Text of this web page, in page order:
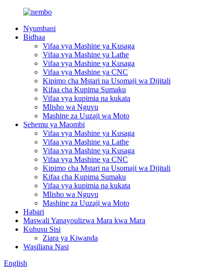
Nyumbani
Bidhaa
Vifaa vya Mashine ya Kusaga
Vifaa vya Mashine ya Lathe
Vifaa vya Mashine ya Kusaga
Vifaa vya Mashine ya CNC
Kipimo cha Mstari na Usomaji wa Dijitali
Kifaa cha Kupima Sumaku
Vifaa vya kupimia na kukata
Mlisho wa Nguvu
Mashine za Uuzaji wa Moto
Sehemu ya Maombi
Vifaa vya Mashine ya Kusaga
Vifaa vya Mashine ya Lathe
Vifaa vya Mashine ya Kusaga
Vifaa vya Mashine ya CNC
Kipimo cha Mstari na Usomaji wa Dijitali
Kifaa cha Kupima Sumaku
Vifaa vya kupimia na kukata
Mlisho wa Nguvu
Mashine za Uuzaji wa Moto
Habari
Maswali Yanayoulizwa Mara kwa Mara
Kuhusu Sisi
Ziara ya Kiwanda
Wasiliana Nasi
English